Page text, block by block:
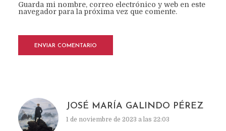
Guarda mi nombre, correo electrónico y web en este
navegador para la próxima vez que comente.
JOSÉ MARÍA GALINDO PÉREZ
1 de noviembre de 2023 a las 22:03